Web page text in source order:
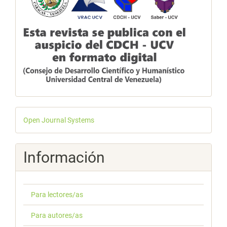
Desarrollado
por
Open Journal Systems
Información
Para lectores/as
Para autores/as